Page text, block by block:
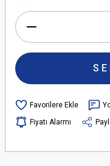
Fiyatı Alarmı